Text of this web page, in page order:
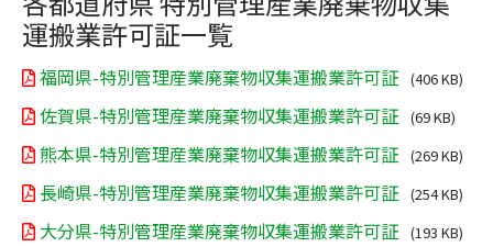
運搬業許可証一覧
福岡県-特別管理産業廃棄物収集運搬業許可証 (406 KB)
佐賀県-特別管理産業廃棄物収集運搬業許可証 (69 KB)
熊本県-特別管理産業廃棄物収集運搬業許可証 (269 KB)
長崎県-特別管理産業廃棄物収集運搬業許可証 (254 KB)
大分県-特別管理産業廃棄物収集運搬業許可証 (193 KB)